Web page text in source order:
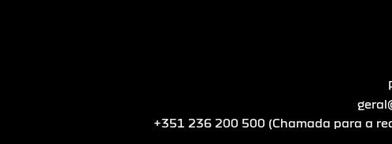
+351 236 200 500 (Chamada para a